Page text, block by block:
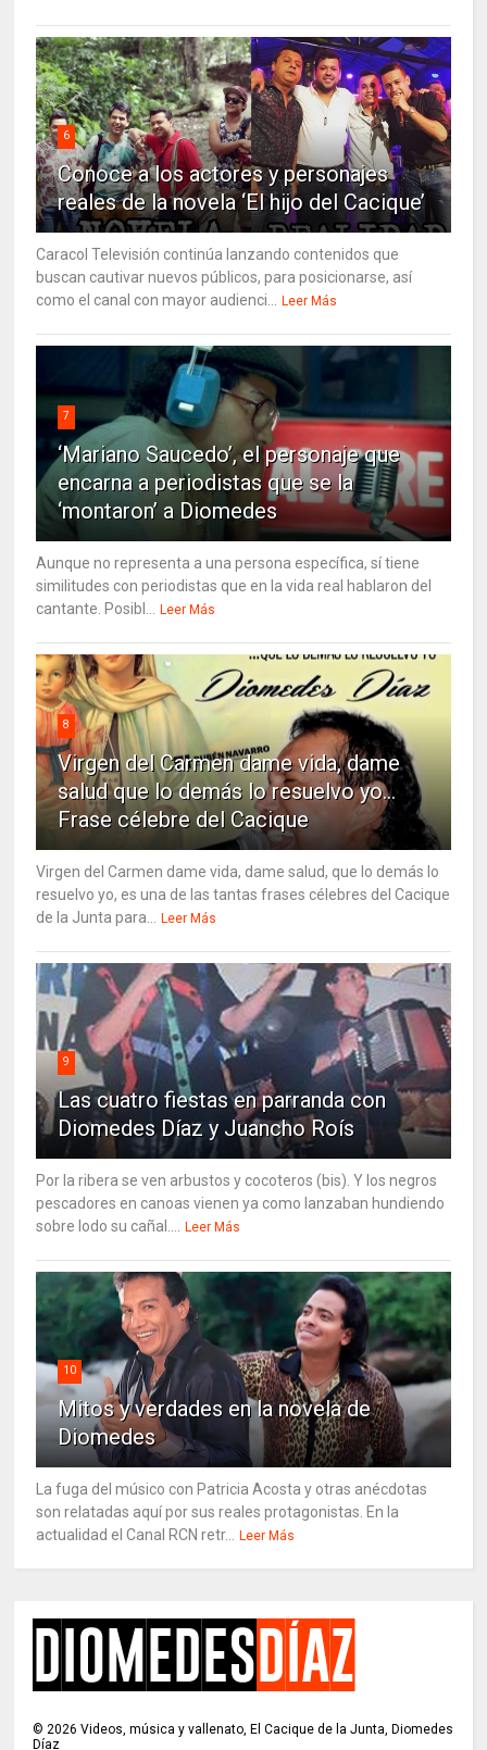
6
Conoce a los actores y personajes
reales de la novela ‘El hijo del Cacique’
Caracol Televisión continúa lanzando contenidos que
buscan cautivar nuevos públicos, para posicionarse, así
como el canal con mayor audienci...
Leer Más
7
‘Mariano Saucedo’, el personaje que
encarna a periodistas que se la
‘montaron’ a Diomedes
Aunque no representa a una persona específica, sí tiene
similitudes con periodistas que en la vida real hablaron del
cantante. Posibl...
Leer Más
8
Virgen del Carmen dame vida, dame
salud que lo demás lo resuelvo yo…
Frase célebre del Cacique
Virgen del Carmen dame vida, dame salud, que lo demás lo
resuelvo yo, es una de las tantas frases célebres del Cacique
de la Junta para...
Leer Más
9
Las cuatro fiestas en parranda con
Diomedes Díaz y Juancho Roís
Por la ribera se ven arbustos y cocoteros (bis). Y los negros
pescadores en canoas vienen ya como lanzaban hundiendo
sobre lodo su cañal....
Leer Más
10
Mitos y verdades en la novela de
Diomedes
La fuga del músico con Patricia Acosta y otras anécdotas
son relatadas aquí por sus reales protagonistas. En la
actualidad el Canal RCN retr...
Leer Más
©2026 Videos, música y vallenato, El Cacique de la Junta, Diomedes
Díaz